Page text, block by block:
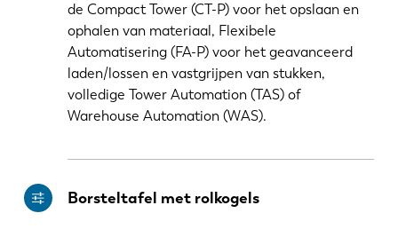
de Compact Tower (CT-P) voor het opslaan en
ophalen van materiaal, Flexibele
Automatisering (FA-P) voor het geavanceerd
laden/lossen en vastgrijpen van stukken,
volledige Tower Automation (TAS) of
Warehouse Automation (WAS).
Borsteltafel met rolkogels